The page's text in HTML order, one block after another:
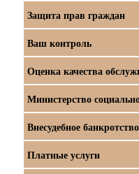
Защита прав граждан
Ваш контроль
Оценка качества
Министерство
Внесудебное банкротство
Платные услуги